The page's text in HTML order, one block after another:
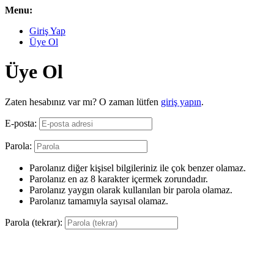
Menu:
Giriş Yap
Üye Ol
Üye Ol
Zaten hesabınız var mı? O zaman lütfen giriş yapın.
E-posta:
Parola:
Parolanız diğer kişisel bilgileriniz ile çok benzer olamaz.
Parolanız en az 8 karakter içermek zorundadır.
Parolanız yaygın olarak kullanılan bir parola olamaz.
Parolanız tamamıyla sayısal olamaz.
Parola (tekrar):